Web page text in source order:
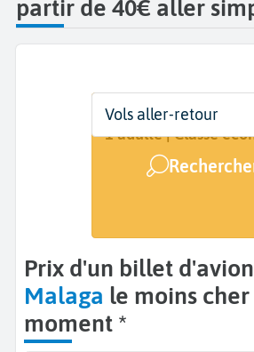
partir de 40€ aller
Départ
Lille (LIL)
Dates
8 oct. - 15 oct.
Voyageurs | Classe
1 adulte | Classe
Vols aller-retour
Prix d'un billet d'avion
Malaga le moins
moment *